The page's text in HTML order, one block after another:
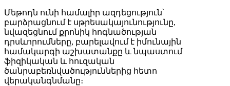
Մեթոդն ունի համալիր ազդեցություն՝
բարձրացնում է սթրեսակայունությունը,
նվազեցնում քրոնիկ հոգնածության
դրսևորումները, բարելավում է իմունային
համակարգի աշխատանքը և նպաստում
ֆիզիկական և հուզական
ծանրաբեռնվածություններից հետո
վերականգնմանը։